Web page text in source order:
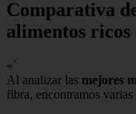
Comparativa
alimentos
«`
Al analizar las mejores
fibra, encontramos varias